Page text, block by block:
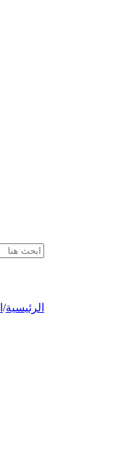
الرئيسية/